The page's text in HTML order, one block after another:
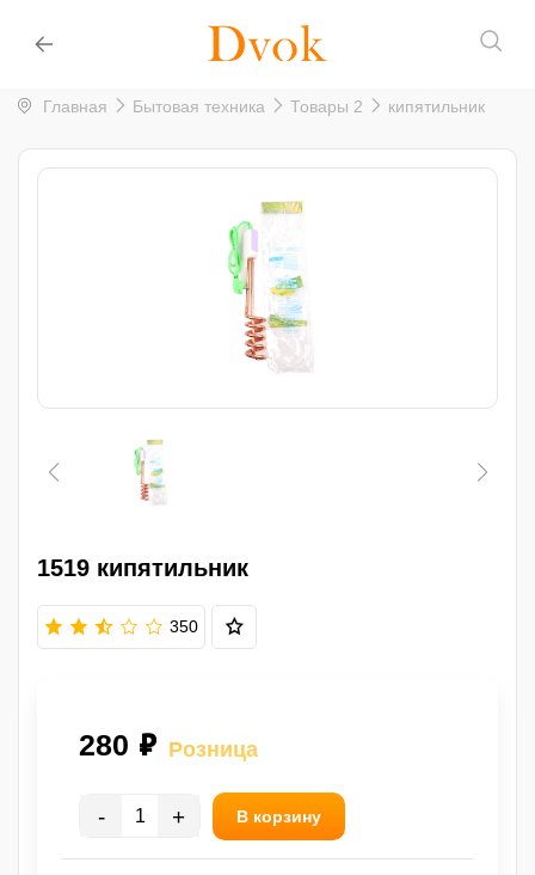
Главная Бытовая техника Товары 2 кипятильник
1519 кипятильник
350
280 ₽ Розница
- + В корзину